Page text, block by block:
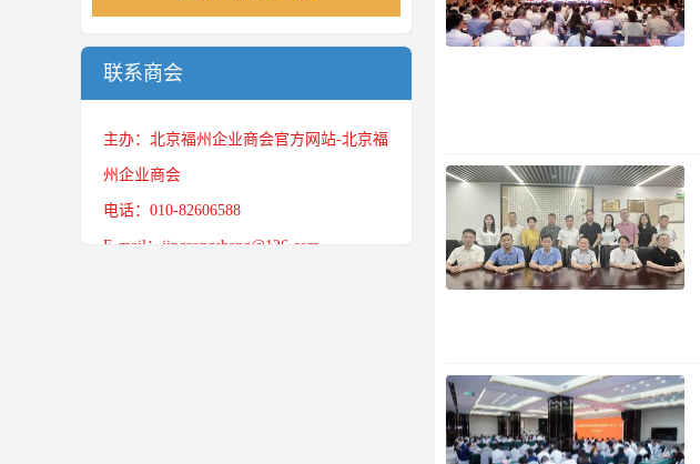
联系商会
主办：北京福州企业商会官方网站-北京福
州企业商会
电话：010-82606588
E-mail：jingrongshang@126.com